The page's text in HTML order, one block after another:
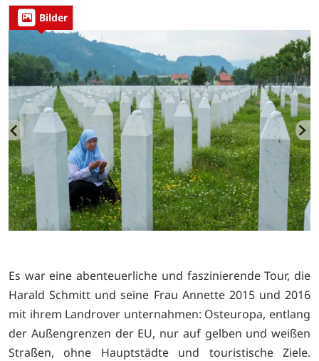
Bilder
Es war eine abenteuerliche und faszinierende Tour, die
Harald Schmitt und seine Frau Annette 2015 und 2016
mit ihrem Landrover unternahmen: Osteuropa, entlang
der Außengrenzen der EU, nur auf gelben und weißen
Straßen, ohne Hauptstädte und touristische Ziele.